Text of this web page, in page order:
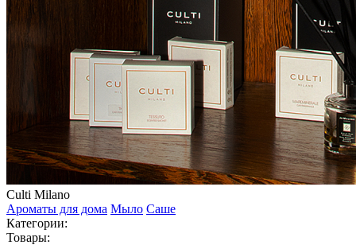
Culti Milano
Ароматы для дома Мыло Саше
Категории:
Товары: